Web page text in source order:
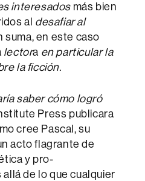
interesados más bien
al desafiar al
suma, en este caso
lectora en particular la
la ficción.
saber cómo logró
Press publicara
cree Pascal, su
acto flagrante de
y pro-
de lo que cualquier